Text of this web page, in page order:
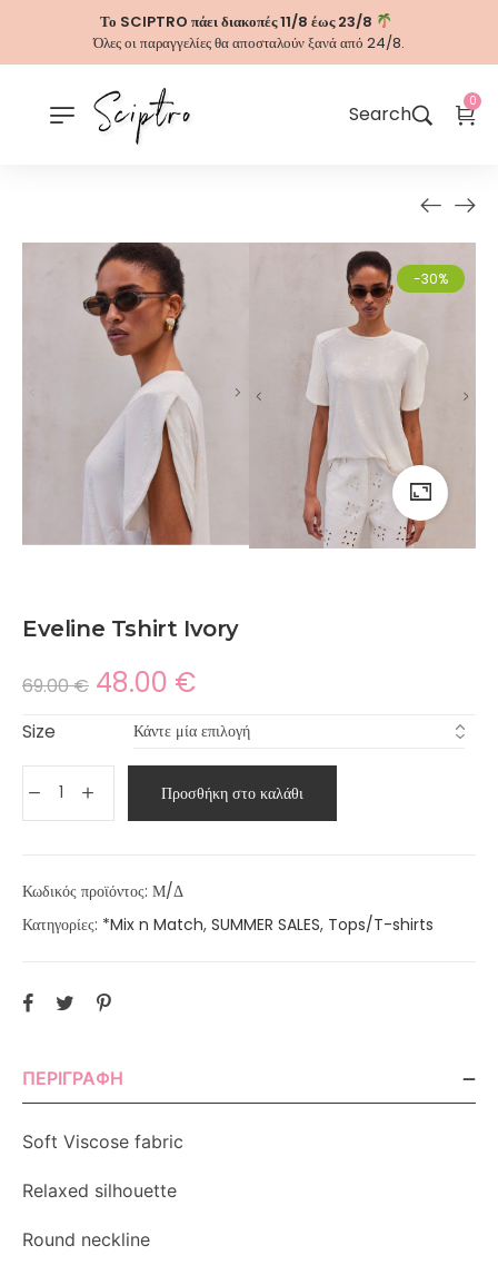
Το SCIPTRO πάει διακοπές 11/8 έως 23/8
Όλες οι παραγγελίες θα αποσταλούν ξανά από 24/8.
Search
0
-30%
Eveline Tshirt Ivory
69.00€ 48.00 €
Size
Προσθήκη στο καλάθι
Κωδικός προϊόντος: Μ/Δ
Κατηγορίες: *Mix n Match, SUMMER SALES, Tops/T-shirts
ΠΕΡΙΓΡΑΦΉ
Soft Viscose fabric
Relaxed silhouette
Round neckline